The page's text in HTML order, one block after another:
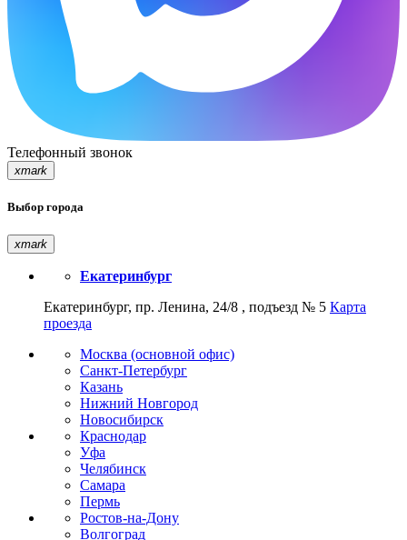
Телефонный звонок
xmark
Выбор города
xmark
Екатеринбург
Екатеринбург, пр. Ленина, 24/8 , подъезд № 5 Карта
проезда
Москва (основной офис)
Санкт-Петербург
Казань
Нижний Новгород
Новосибирск
Краснодар
Уфа
Челябинск
Самара
Пермь
Ростов-на-Дону
Волгоград